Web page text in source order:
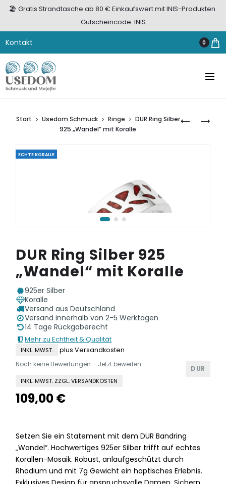
🏖️ Gratis Strandtasche ab 80 € Einkaufswert mit INIS-Produkten.
Gutscheincode: INIS
Kontakt 0
ROLF
DUR
Start Usedom Schmuck Ringe
DUR Ring Silber
925 „Wandel“ mit Koralle
ECHTE KORALLE
DUR Ring Silber 925
„Wandel“ mit Koralle
925er Silber
Koralle
Versand aus Deutschland
Versand innerhalb von 2-5 Werktagen
14 Tage Rückgaberecht
Mehr zu Echtheit & Qualität
INKL. MWST. plus Versandkosten
DUR
Noch keine Bewertungen – Jetzt bewerten
INKL. MWST. ZZGL. VERSANDKOSTEN
109,00€
Setzen Sie ein Statement mit dem DUR Bandring
„Wandel“. Hochwertiges 925er Silber trifft auf echtes
Korallen-Mosaik. Robust, anlaufgeschützt durch
Rhodium und mit 7g Gewicht ein haptisches Erlebnis.